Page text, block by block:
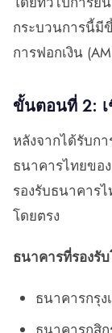
กระบวนการนี้มี
การฟอกเงิน
ขั้นตอนที่ 2:
หลังจากได้รับก
ธนาคารไทยขอ
รองรับธนาคาร
โดยตรง
ธนาคารที่รองรั
ธนาคารกรุง